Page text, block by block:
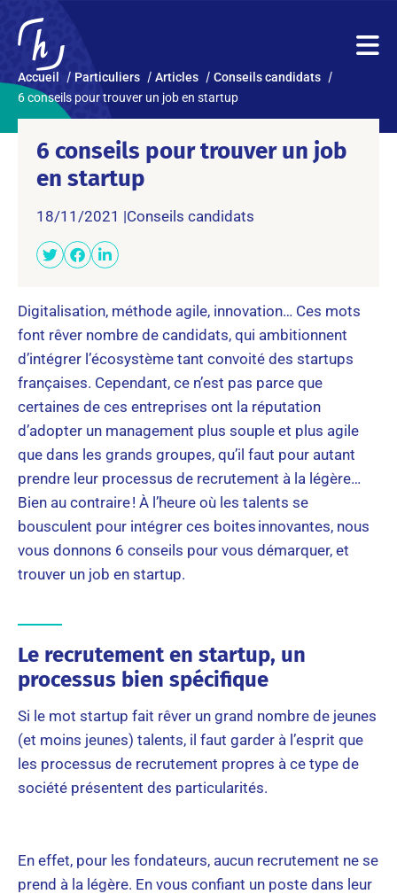
Accueil Particuliers Articles
Conseils candidats
6 conseils pour trouver un job en startup
6 conseils pour trouver un job
en startup
18/11/2021 |Conseils candidats
Digitalisation, méthode agile, innovation… Ces mots
font rêver nombre de candidats, qui ambitionnent
d’intégrer l’écosystème tant convoité des startups
françaises. Cependant, ce n’est pas parce que
certaines de ces entreprises ont la réputation
d’adopter un management plus souple et plus agile
que dans les grands groupes, qu’il faut pour autant
prendre leur processus de recrutement à la légère…
Bien au contraire ! À l’heure où les talents se
bousculent pour intégrer ces boites innovantes, nous
vous donnons 6 conseils pour vous démarquer, et
trouver un job en startup.
Le recrutement en startup, un
processus bien spécifique
Si le mot startup fait rêver un grand nombre de jeunes
(et moins jeunes) talents, il faut garder à l’esprit que
les processus de recrutement propres à ce type de
société présentent des particularités.
En effet, pour les fondateurs, aucun recrutement ne se
prend à la légère. En vous confiant un poste dans leur